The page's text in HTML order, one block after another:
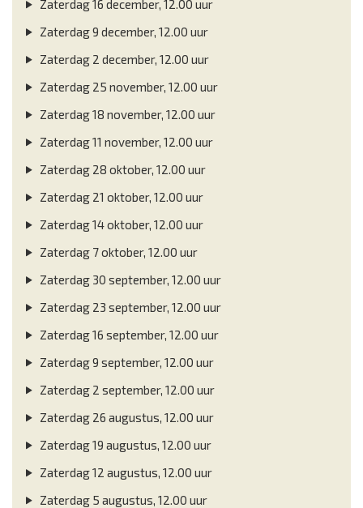
Zaterdag 16 december, 12.00 uur
Zaterdag 9 december, 12.00 uur
Zaterdag 2 december, 12.00 uur
Zaterdag 25 november, 12.00 uur
Zaterdag 18 november, 12.00 uur
Zaterdag 11 november, 12.00 uur
Zaterdag 28 oktober, 12.00 uur
Zaterdag 21 oktober, 12.00 uur
Zaterdag 14 oktober, 12.00 uur
Zaterdag 7 oktober, 12.00 uur
Zaterdag 30 september, 12.00 uur
Zaterdag 23 september, 12.00 uur
Zaterdag 16 september, 12.00 uur
Zaterdag 9 september, 12.00 uur
Zaterdag 2 september, 12.00 uur
Zaterdag 26 augustus, 12.00 uur
Zaterdag 19 augustus, 12.00 uur
Zaterdag 12 augustus, 12.00 uur
Zaterdag 5 augustus, 12.00 uur